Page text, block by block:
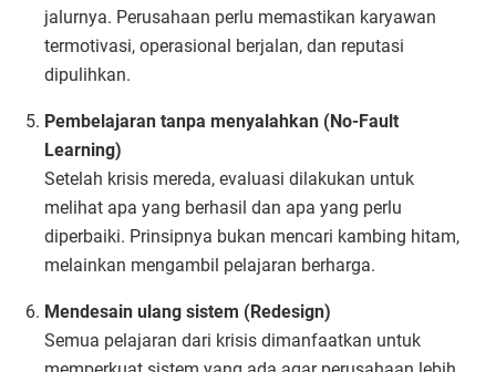
jalurnya. Perusahaan perlu memastikan karyawan
termotivasi, operasional berjalan, dan reputasi
dipulihkan.
Pembelajaran tanpa menyalahkan (No-Fault
Learning)
Setelah krisis mereda, evaluasi dilakukan untuk
melihat apa yang berhasil dan apa yang perlu
diperbaiki. Prinsipnya bukan mencari kambing hitam,
melainkan mengambil pelajaran berharga.
Mendesain ulang sistem (Redesign)
Semua pelajaran dari krisis dimanfaatkan untuk